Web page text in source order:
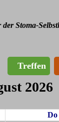
der Stoma-
Treffen
2026
Do